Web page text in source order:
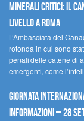
minerali critici: il
livello a Roma
L’Ambasciata del
rotonda in cui sono
penali delle catene di
emergenti, come
Giornata
informazioni – 28